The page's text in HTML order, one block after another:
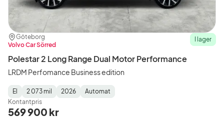
Plats:
Göteborg
Återförsäljare:
Volvo Car Sörred
I lager
Polestar 2 Long Range Dual Motor Performance
LRDM Perfomance Business edition
Fuel
Type:
El
Mätarställning :
2 073 mil
Model
Year:
2026
Gearbox
Type:
Automat
Kontantpris
569 900 kr